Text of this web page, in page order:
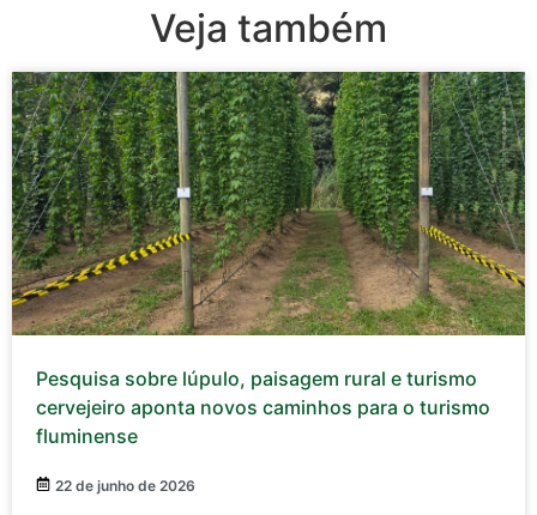
Veja também
Pesquisa sobre lúpulo, paisagem rural e turismo
cervejeiro aponta novos caminhos para o turismo
fluminense
22 de junho de 2026